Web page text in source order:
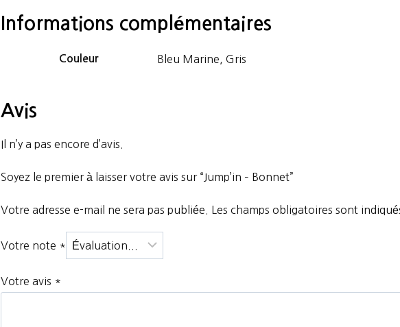
Informations complémentaires
Couleur Bleu Marine, Gris
Avis
Il n’y a pas encore d’avis.
Soyez le premier à laisser votre avis sur “Jump’in – Bonnet”
Votre adresse e-mail ne sera pas publiée. Les champs obligatoires sont
Votre note *
Votre avis *